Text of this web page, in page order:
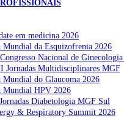
jovens recorreram aos
no primeiro mês 7 de Agosto,
estreia cirurgia
em Portugal 7 de Agosto,
em medicina 2026
Mundial da Esquizofrenia 2026
Nacional de
Jornadas Multidisciplinares MGF
Mundial do Glaucoma 2026
Mundial HPV 2026
Diabetologia MGF Sul
& Respiratory Summit 2026